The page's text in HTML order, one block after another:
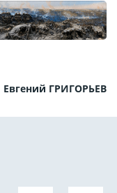
Евгений ГРИГОРЬЕВ